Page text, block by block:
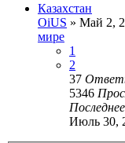
Казахстан
OiUS » Май 2,
мире
1
2
37
5346
Июль 30,